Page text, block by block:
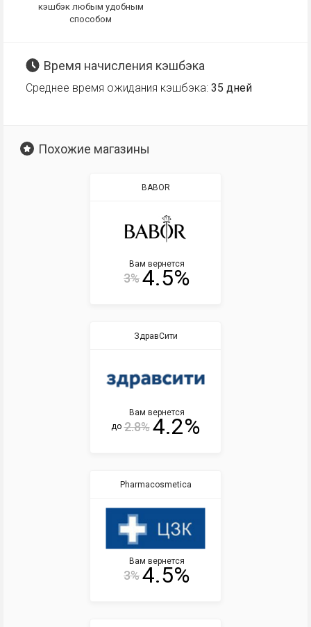
кэшбэк любым удобным
способом
Время начисления кэшбэка
Среднее время ожидания кэшбэка: 35 дней
Похожие магазины
BABOR
Вам вернется
3%4.5%
ЗдравСити
Вам вернется
до 2.8% 4.2%
Pharmacosmetica
Вам вернется
3%4.5%